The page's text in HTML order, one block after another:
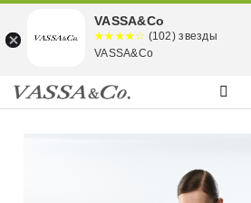
VASSA&Co
☆☆☆☆☆
★★★★
★
(102) звезды
VASSA&Co